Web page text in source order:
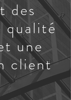
des
qualité
une
client